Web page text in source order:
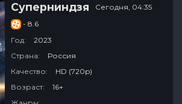
Суперниндзя
Сегодня, 04:35
- 8.6
Год:
2023
Страна:
Россия
Качество:
HD (720p)
Возраст:
16+